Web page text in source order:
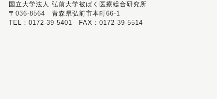
国立大学法人 弘前大学被ばく医療総合研究所
〒036-8564 青森県弘前市本町66-1
TEL：0172-39-5401 FAX：0172-39-5514